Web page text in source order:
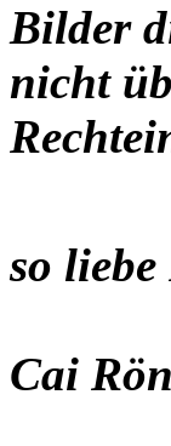
Bilder
nicht
so
Cai